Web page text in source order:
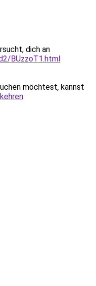
dich an
BUzzoT1.html
möchtest, kannst
.